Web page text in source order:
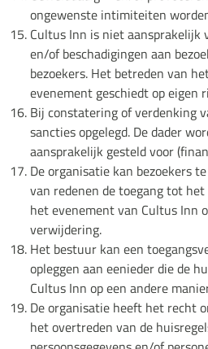
ongewenste intimiteiten
Cultus Inn is niet aansprakelijk
en/of beschadigingen aan
bezoekers. Het betreden van
evenement geschiedt op eigen
Bij constatering of verdenking
sancties opgelegd. De dader
aansprakelijk gesteld voor
De organisatie kan bezoekers
van redenen de toegang tot
het evenement van Cultus Inn
verwijdering.
Het bestuur kan een
opleggen aan eenieder die de
Cultus Inn op een andere
De organisatie heeft het recht
het overtreden van de